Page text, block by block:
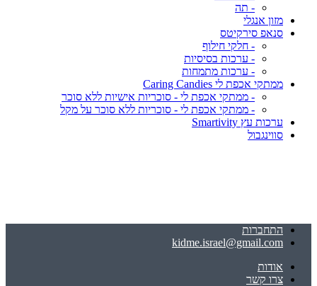
- תה
מזון אנגלי
סנאפ סירקיטס
- חלקי חילוף
- ערכות בסיסיות
- ערכות מתמחות
ממתקי אכפת לי Caring Candies
- ממתקי אכפת לי - סוכריות אישיות ללא סוכר
- ממתקי אכפת לי - סוכריות ללא סוכר על מקל
ערכות עץ Smartivity
סווינגבול
התחברות
kidme.israel@gmail.com
אודות
צרו קשר